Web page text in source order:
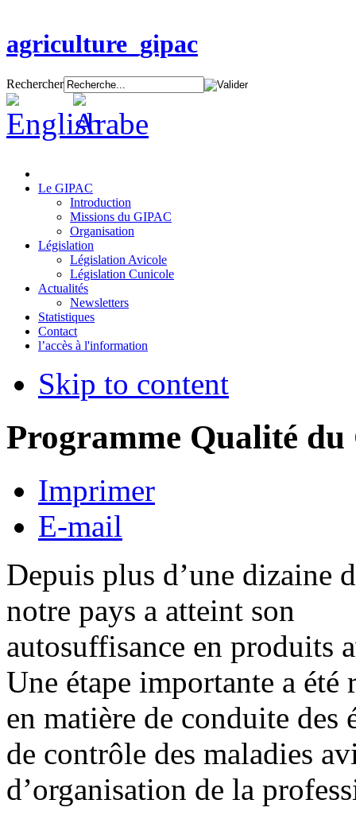
agriculture_gipac
Rechercher
Le GIPAC
Introduction
Missions du GIPAC
Organisation
Législation
Législation Avicole
Législation Cunicole
Actualités
Newsletters
Statistiques
Contact
l’accès à l'information
Skip to content
Programme Qualité du
Imprimer
E-mail
Depuis plus d’une dizaine
notre pays a atteint son
autosuffisance en produits
Une étape importante a été
en matière de conduite des
de contrôle des maladies
d’organisation de la